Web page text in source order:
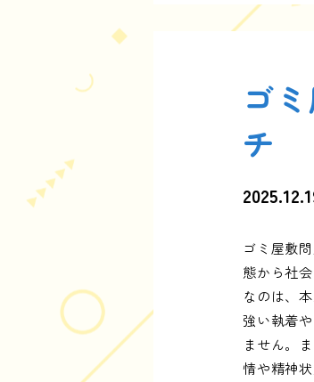
ゴ
チ
ゴミ屋敷
態から社
なのは、
強い執着
ません。
情や精神